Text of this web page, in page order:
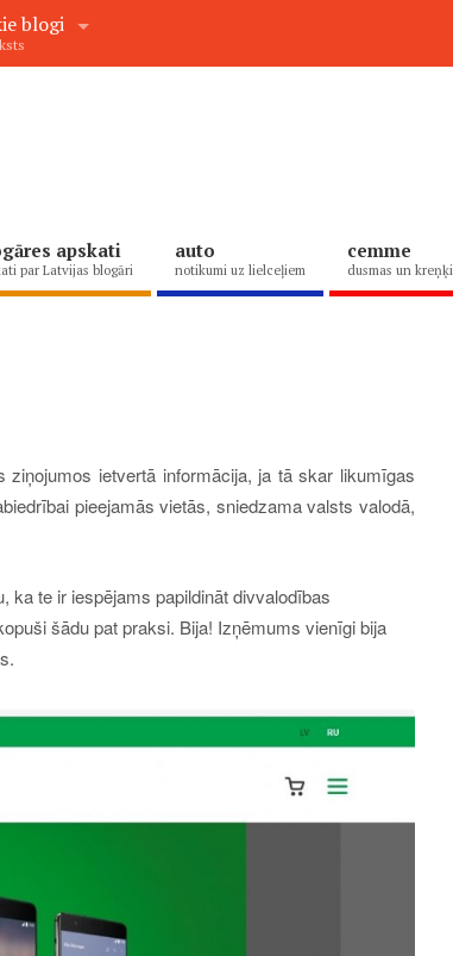
blogi
apskati
par Latvijas blogāri
auto
notikumi uz lielceļiem
cemme
dusmas un kreņķi
ietvertā informācija, ja tā skar likumīgas
pieejamās vietās, sniedzama valsts valodā,
ka te ir iespējams papildināt divvalodības
šādu pat praksi. Bija! Izņēmums vienīgi bija